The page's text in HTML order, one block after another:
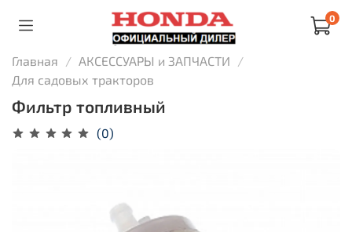
0
Главная
АКСЕССУАРЫ и ЗАПЧАСТИ
Для садовых тракторов
Фильтр топливный
(0)